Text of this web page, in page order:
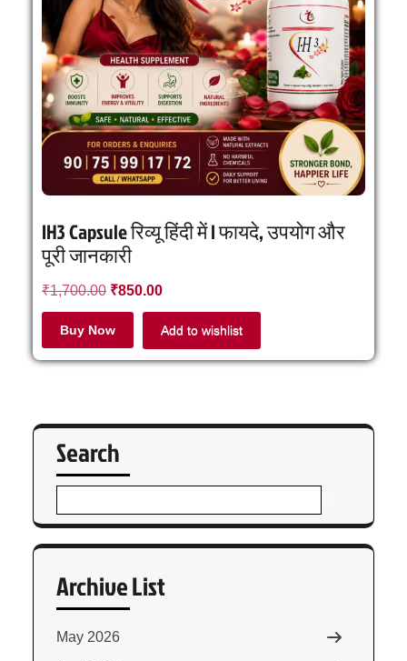
IH3 Capsule रिव्यू हिंदी में | फायदे, उपयोग और
पूरी जानकारी
₹1,700.00 ₹850.00
Buy Now Add to wishlist
Search
Archive List
May 2026